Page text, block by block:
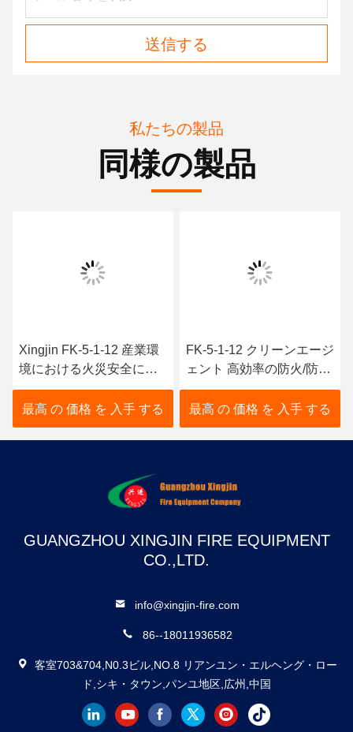
送信する
私たちの製品
同様の製品
Xingjin FK-5-1-12 産業環
境における火災安全に不
可欠な清潔剤
最高 の 価格 を 入手 する
FK-5-1-12 クリーンエージ
ェント 高効率の防火/防火
安全・信頼性
最高 の 価格 を 入手 する
GUANGZHOU XINGJIN FIRE EQUIPMENT
CO.,LTD.
info@xingjin-fire.com
86--18011936582
客室703&704,N0.3ビル,NO.8 リアンユン・エルヘング・ロー
ド,シキ・タウン,パンユ地区,広州,中国